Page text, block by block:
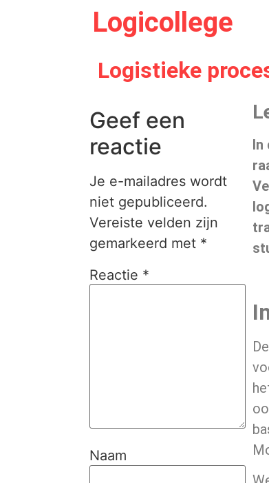
Logicollege
Logistieke
Geef een
reactie
Je e-mailadres wordt
niet gepubliceerd.
Vereiste velden zijn
gemarkeerd met *
Reactie *
Naam
In